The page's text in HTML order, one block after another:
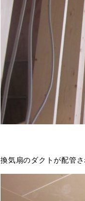
換気扇のダクトが配管さ